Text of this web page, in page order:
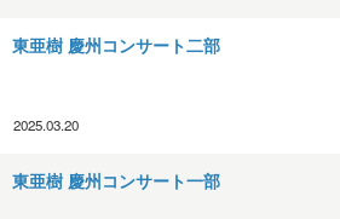
東亜樹 慶州コンサート二部
2025.03.20
東亜樹 慶州コンサート一部